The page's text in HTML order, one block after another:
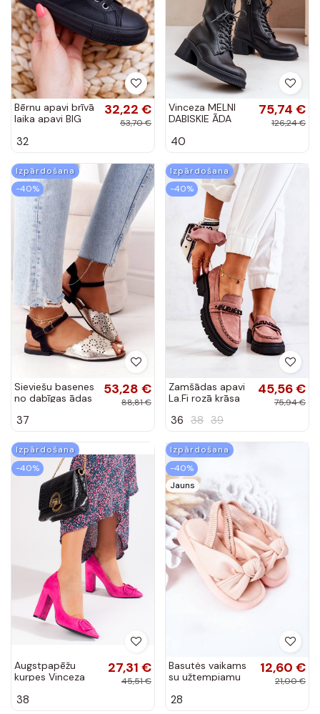
Bērnu apavi brīvā
laika apavi BIG
krāsas
32,22 €
53,70 €
32
Vinceza MELNI
DABISKIE ĀDA
75,74 €
126,24 €
40
Izpārdošana
-40%
Sieviešu basenes
no dabīgas ādas
53,28 €
88,81 €
37
Izpārdošana
-40%
Zamšādas apavi
La.Fi rozā krāsa
45,56 €
75,94 €
36 38 39
Izpārdošana
-40%
Augstpapēžu
kurpes Vinceza
27,31 €
45,51 €
38
Izpārdošana
-40%
Jauns
Basutės vaikams
su užtempiamu
spalvos
12,60 €
21,00 €
28